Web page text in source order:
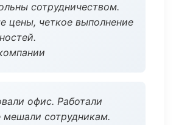
сотрудничеством.
цены, четкое выполнение
офис. Работали
мешали сотрудникам.